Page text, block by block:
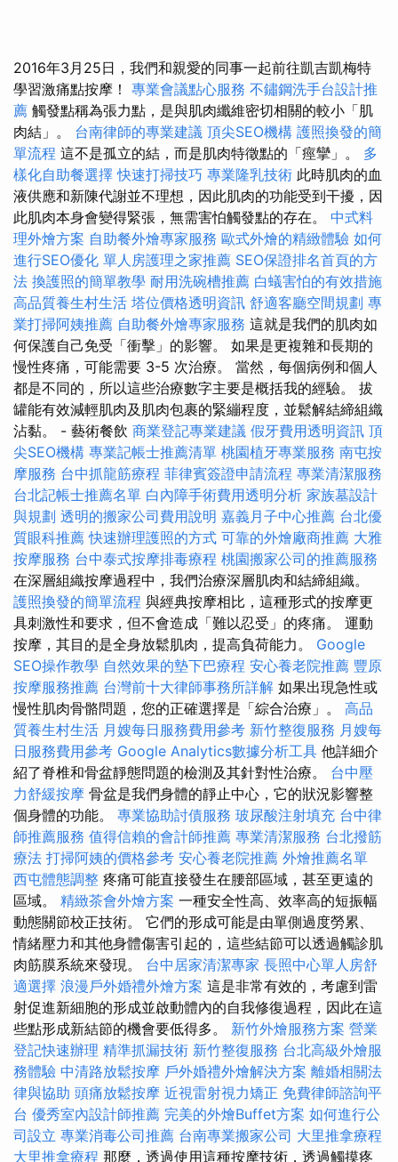
2016年3月25日，我們和親愛的同事一起前往凱吉凱梅特
學習激痛點按摩！ 專業會議點心服務 不鏽鋼洗手台設計推
薦 觸發點稱為張力點，是與肌肉纖維密切相關的較小「肌
肉結」。 台南律師的專業建議 頂尖SEO機構 護照換發的簡
單流程 這不是孤立的結，而是肌肉特徵點的「痙攣」​​。 多
樣化自助餐選擇 快速打掃技巧 專業隆乳技術 此時肌肉的血
液供應和新陳代謝並不理想，因此肌肉的功能受到干擾，因
此肌肉本身會變得緊張，無需害怕觸發點的存在。 中式料
理外燴方案 自助餐外燴專家服務 歐式外燴的精緻體驗 如何
進行SEO優化 單人房護理之家推薦 SEO保證排名首頁的方
法 換護照的簡單教學 耐用洗碗槽推薦 白蟻害怕的有效措施
高品質養生村生活 塔位價格透明資訊 舒適客廳空間規劃 專
業打掃阿姨推薦 自助餐外燴專家服務 這就是我們的肌肉如
何保護自己免受「衝擊」的影響。 如果是更複雜和長期的
慢性疼痛，可能需要 3-5 次治療。 當然，每個病例和個人
都是不同的，所以這些治療數字主要是概括我的經驗。 拔
罐能有效減輕肌肉及肌肉包裹的緊繃程度，並鬆解結締組織
沾黏。 - 藝術餐飲 商業登記專業建議 假牙費用透明資訊 頂
尖SEO機構 專業記帳士推薦清單 桃園植牙專業服務 南屯按
摩服務 台中抓龍筋療程 菲律賓簽證申請流程 專業清潔服務
台北記帳士推薦名單 白內障手術費用透明分析 家族墓設計
與規劃 透明的搬家公司費用說明 嘉義月子中心推薦 台北優
質眼科推薦 快速辦理護照的方式 可靠的外燴廠商推薦 大雅
按摩服務 台中泰式按摩排毒療程 桃園搬家公司的推薦服務
在深層組織按摩過程中，我們治療深層肌肉和結締組織。
護照換發的簡單流程 與經典按摩相比，這種形式的按摩更
具刺激性和要求，但不會造成「難以忍受」的疼痛。 運動
按摩，其目的是全身放鬆肌肉，提高負荷能力。 Google
SEO操作教學 自然效果的墊下巴療程 安心養老院推薦 豐原
按摩服務推薦 台灣前十大律師事務所詳解 如果出現急性或
慢性肌肉骨骼問題，您的正確選擇是「綜合治療」。 高品
質養生村生活 月嫂每日服務費用參考 新竹整復服務 月嫂每
日服務費用參考 Google Analytics數據分析工具 他詳細介
紹了脊椎和骨盆靜態問題的檢測及其針對性治療。 台中壓
力舒緩按摩 骨盆是我們身體的靜止中心，它的狀況影響整
個身體的功能。 專業協助討債服務 玻尿酸注射填充 台中律
師推薦服務 值得信賴的會計師推薦 專業清潔服務 台北撥筋
療法 打掃阿姨的價格參考 安心養老院推薦 外燴推薦名單
西屯體態調整 疼痛可能直接發生在腰部區域，甚至更遠的
區域。 精緻茶會外燴方案 一種安全性高、效率高的短振幅
動態關節校正技術。 它們的形成可能是由單側過度勞累、
情緒壓力和其他身體傷害引起的，這些結節可以透過觸診肌
肉筋膜系統來發現。 台中居家清潔專家 長照中心單人房舒
適選擇 浪漫戶外婚禮外燴方案 這是非常有效的，考慮到雷
射促進新細胞的形成並啟動體內的自我修復過程，因此在這
些點形成新結節的機會要低得多。 新竹外燴服務方案 營業
登記快速辦理 精準抓漏技術 新竹整復服務 台北高級外燴服
務體驗 中清路放鬆按摩 戶外婚禮外燴解決方案 離婚相關法
律與協助 頭痛放鬆按摩 近視雷射視力矯正 免費律師諮詢平
台 優秀室內設計師推薦 完美的外燴Buffet方案 如何進行公
司設立 專業消毒公司推薦 台南專業搬家公司 大里推拿療程
大里推拿療程 那麼，透過使用這種按摩技術，透過觸摸疼